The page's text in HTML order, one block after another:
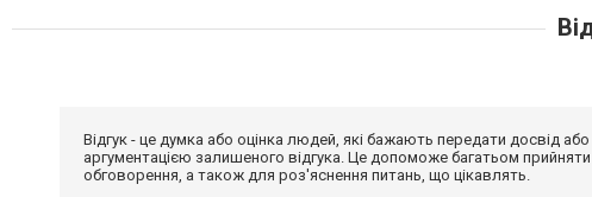
Відгук - це думка або оцінка людей, які бажають передати досвід
аргументацією залишеного відгука. Це допоможе багатьом
обговорення, а також для роз'яснення питань, що цікавлять.